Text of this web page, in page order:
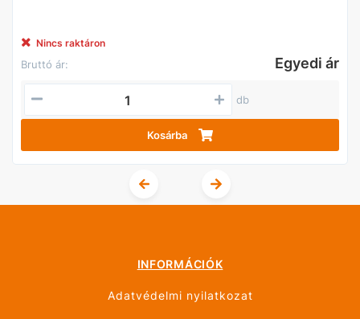
Nincs raktáron
Bruttó ár: Egyedi ár
db
Kosárba
INFORMÁCIÓK
Adatvédelmi nyilatkozat